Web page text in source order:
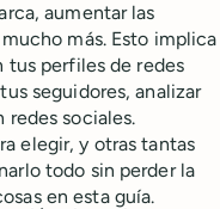
aumentar las
más. Esto implica
tus perfiles de redes
seguidores, analizar
redes sociales.
elegir, y otras tantas
todo sin perder la
en esta guía.